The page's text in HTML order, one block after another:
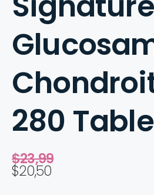
280
$23,99
$20,50